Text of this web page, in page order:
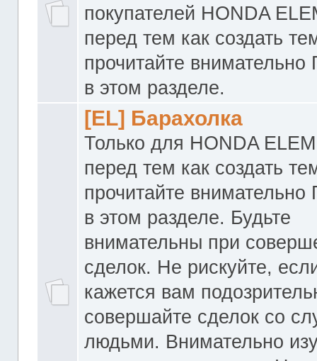
покупателей HONDA
перед тем как создать
прочитайте
в этом разделе.
[EL] Барахолка
Только для HONDA
перед тем как создать
прочитайте
в этом разделе. Будьте
внимательны при
сделок. Не рискуйте,
кажется вам
совершайте сделок со
людьми. Внимательно